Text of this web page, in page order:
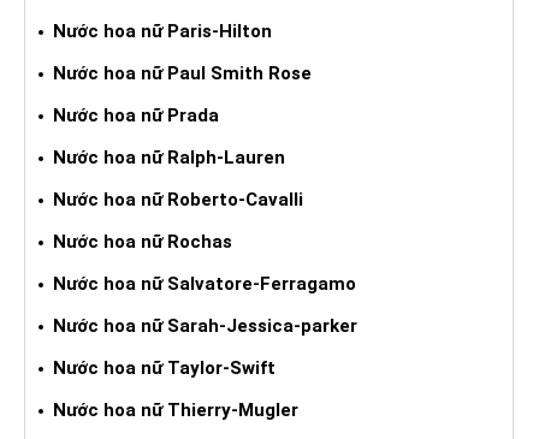
Nước hoa nữ Paris-Hilton
Nước hoa nữ Paul Smith Rose
Nước hoa nữ Prada
Nước hoa nữ Ralph-Lauren
Nước hoa nữ Roberto-Cavalli
Nước hoa nữ Rochas
Nước hoa nữ Salvatore-Ferragamo
Nước hoa nữ Sarah-Jessica-parker
Nước hoa nữ Taylor-Swift
Nước hoa nữ Thierry-Mugler